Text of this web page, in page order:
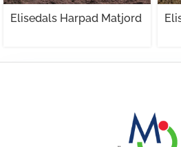
Elisedals Harpad Matjord